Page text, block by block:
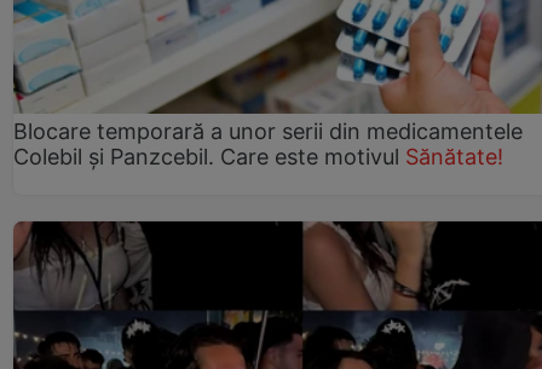
Blocare temporară a unor serii din medicamentele
Colebil și Panzcebil. Care este motivul Sănătate!